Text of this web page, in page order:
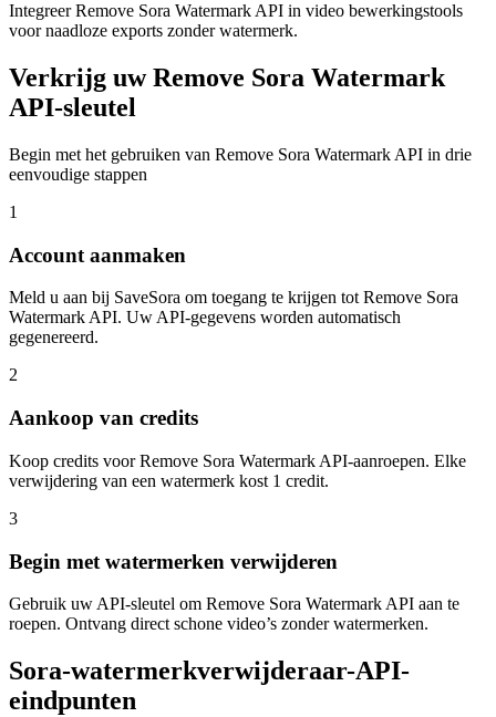
Integreer Remove Sora Watermark API in video bewerkingstools
voor naadloze exports zonder watermerk.
Verkrijg uw Remove Sora Watermark
API-sleutel
Begin met het gebruiken van Remove Sora Watermark API in drie
eenvoudige stappen
1
Account aanmaken
Meld u aan bij SaveSora om toegang te krijgen tot Remove Sora
Watermark API. Uw API-gegevens worden automatisch
gegenereerd.
2
Aankoop van credits
Koop credits voor Remove Sora Watermark API-aanroepen. Elke
verwijdering van een watermerk kost 1 credit.
3
Begin met watermerken verwijderen
Gebruik uw API-sleutel om Remove Sora Watermark API aan te
roepen. Ontvang direct schone video’s zonder watermerken.
Sora-watermerkverwijderaar-API-
eindpunten